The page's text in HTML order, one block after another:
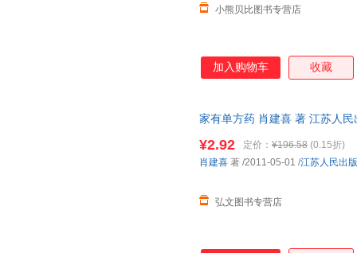
小熊贝比图书专营店
加入购物车 收藏
家有单方药 肖建喜 著 江苏人
¥2.92 定价： ¥196.58 (0.15折)
弘文图书专营店
肖建喜 著 /2011-05-01 /江苏人民出